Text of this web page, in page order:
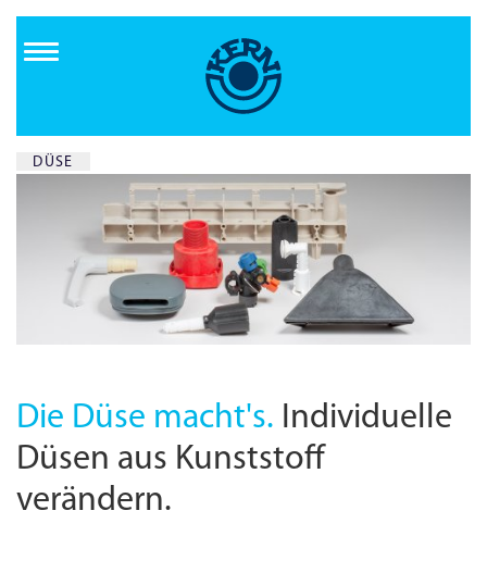
Inhalt
DÜSE
Die Düse macht's. Individuelle
Düsen aus Kunststoff
verändern.